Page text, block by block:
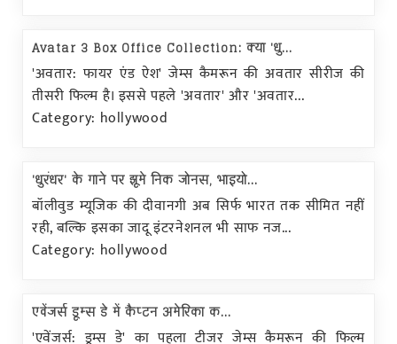
Avatar 3 Box Office Collection: क्या 'धु...
'अवतार: फायर एंड ऐश' जेम्स कैमरून की अवतार सीरीज की
तीसरी फिल्म है। इससे पहले 'अवतार' और 'अवतार...
Category: hollywood
'धुरंधर' के गाने पर झूमे निक जोनस, भाइयो...
बॉलीवुड म्यूजिक की दीवानगी अब सिर्फ भारत तक सीमित नहीं
रही, बल्कि इसका जादू इंटरनेशनल भी साफ नज...
Category: hollywood
एवेंजर्स डूम्स डे में कैप्टन अमेरिका क...
'एवेंजर्स: डूम्स डे' का पहला टीजर जेम्स कैमरून की फिल्म